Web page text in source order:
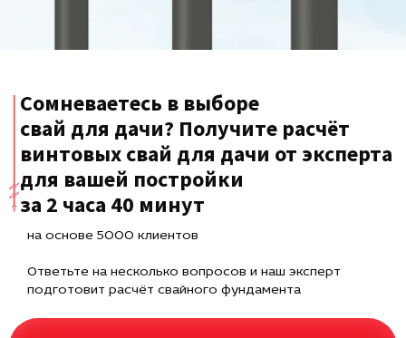
Сомневаетесь в выборе
свай для дачи? Получите расчёт
винтовых свай для дачи от эксперта
для вашей постройки
за 2 часа 40 минут
на основе 5000 клиентов
Ответьте на несколько вопросов и наш эксперт
подготовит расчёт свайного фундамента